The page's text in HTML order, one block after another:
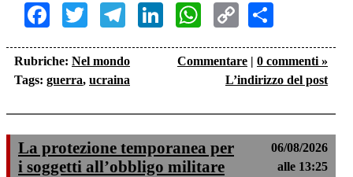
Facebook
TwitterTelegram
LinkedInWhatsApp
Copy
Link
Rubriche: Nel mondo
Tags: guerra, ucraina
Commentare | 0 commenti »
L’indirizzo del post
La protezione temporanea per
i soggetti all’obbligo militare
06/08/2026
alle 13:25